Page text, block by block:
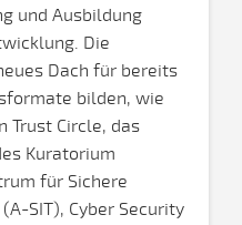
und Ausbildung
Die
Dach für bereits
bilden, wie
Trust Circle, das
Kuratorium
für Sichere
SIT), Cyber Security